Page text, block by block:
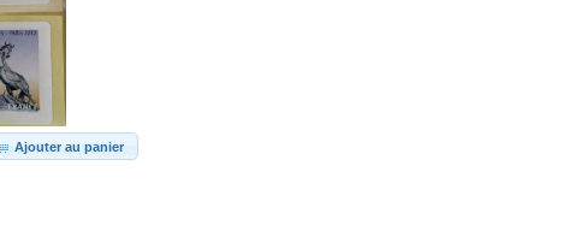
Ajouter au panier